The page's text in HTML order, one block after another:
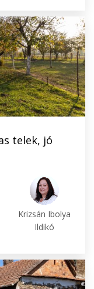
telek, jó
Krizsán Ibolya
Ildikó